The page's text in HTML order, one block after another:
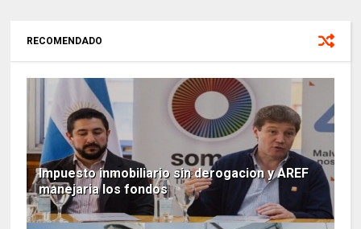
RECOMENDADO
Impuesto inmobiliario sin derogacion y AREF
manejaria los fondos